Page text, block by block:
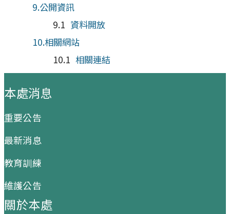
公開資訊
資料開放
相關網站
相關連結
本處消息
重要公告
最新消息
教育訓練
維護公告
關於本處